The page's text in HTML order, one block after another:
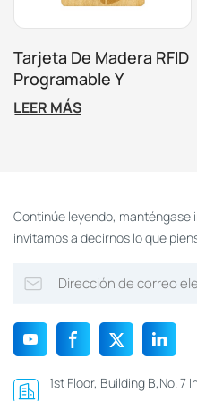
Tarjeta De Madera RFID
Programable Y
Ecológica De 13,56 MHz
LEER MÁS
Continúe leyendo, manténgase
invitamos a decirnos lo que
1st Floor, Building B,No. 7